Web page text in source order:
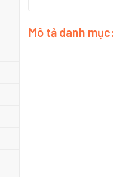
Mô tả danh mục: